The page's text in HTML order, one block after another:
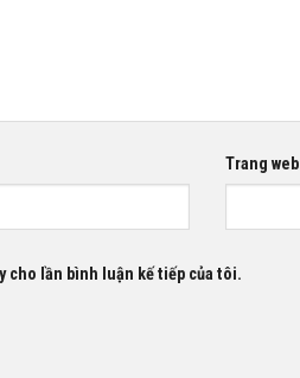
Trang web
cho lần bình luận kế tiếp của tôi.